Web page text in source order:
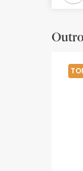
Mais vendidos